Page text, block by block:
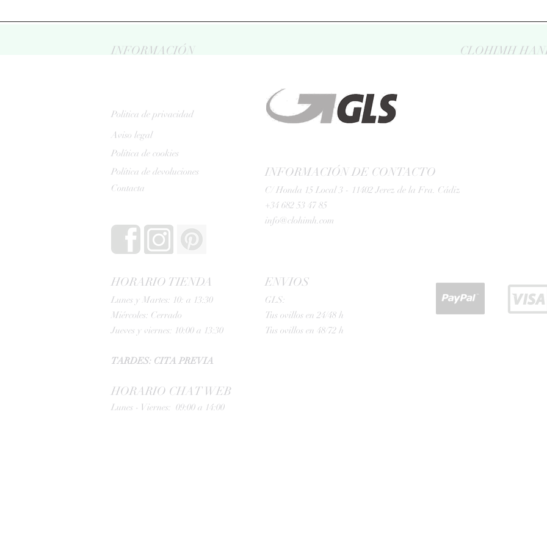
INFORMACIÓN CLOHIMH
Politica de privacidad
Aviso legal
Política de cookies
Política de devoluciones
Contacta
INFORMACIÓN DE CONTACTO
C/ Honda 15 Local 3 - 11402 Jerez de la Fra. Cádiz
+34 682 53 47 85
info@clohimh.com
HORARIO TIENDA
Lunes y Martes: 10: a 13:30
Miércoles: Cerrado
Jueves y viernes: 10:00 a 13:30
TARDES: CITA PREVIA
HORARIO CHAT WEB
Lunes - Viernes: 09:00 a 14:00
ENVIOS
GLS:
Tus ovillos en 24/48 h
Tus ovillos en 48/72 h